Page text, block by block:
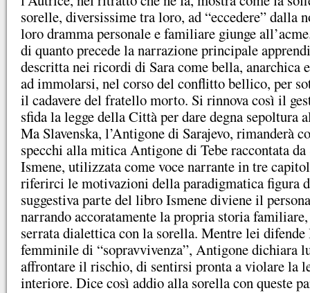
sorelle, diversissime tra loro, ad “eccedere” dalla
loro dramma personale e familiare giunge
di quanto precede la narrazione principale
descritta nei ricordi di Sara come bella, anarchica
ad immolarsi, nel corso del conflitto bellico, per
il cadavere del fratello morto. Si rinnova così il
sfida la legge della Città per dare degna sepoltura
Ma Slavenska, l’Antigone di Sarajevo, rimanderà
specchi alla mitica Antigone di Tebe raccontata da
Ismene, utilizzata come voce narrante in tre
riferirci le motivazioni della paradigmatica figura
suggestiva parte del libro Ismene diviene il
narrando accoratamente la propria storia
serrata dialettica con la sorella. Mentre lei
femminile di “sopravvivenza”, Antigone dichiara
affrontare il rischio, di sentirsi pronta a violare la
interiore. Dice così addio alla sorella con queste